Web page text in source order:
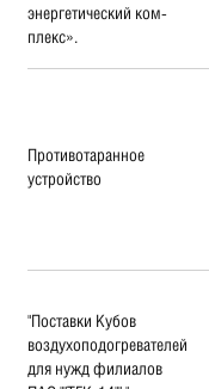
энергетический ком-
плекс».
Противотаранное
устройство
"Поставки Кубов
воздухоподогревателей
для нужд филиалов